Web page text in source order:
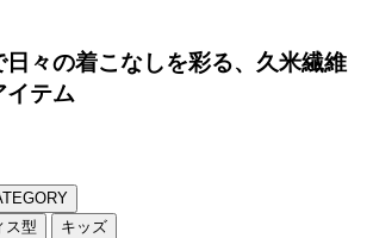
日々の着こなしを彩る、久米繊維
イテム
ス型 キッズ